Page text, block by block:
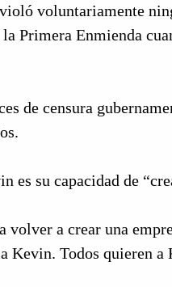
voluntariamente
Primera Enmienda
de censura
es su capacidad de
a crear una
Kevin. Todos quieren